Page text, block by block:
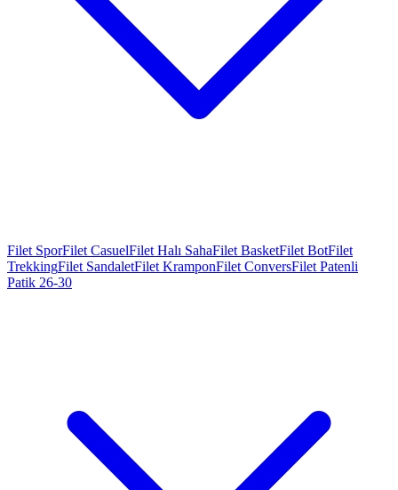
Filet SporFilet CasuelFilet Halı SahaFilet BasketFilet BotFilet
TrekkingFilet SandaletFilet KramponFilet ConversFilet Patenli
Patik 26-30